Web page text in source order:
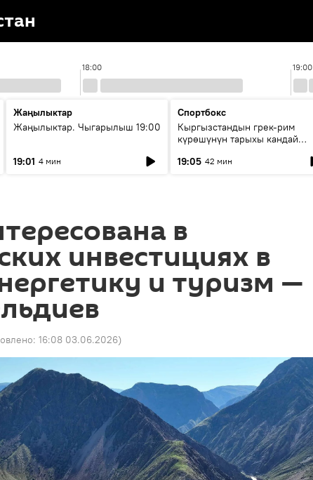
18:00 19:00
Жаңылыктар
Жаңылыктар. Чыгарылыш 19:00
19:01 4 мин
Спортбокс
Кыргызстандын грек-рим
күрөшүнүн тарыхы кандай
19:05 42 мин
в
инвестициях в
и туризм —
16:08 03.06.2026)